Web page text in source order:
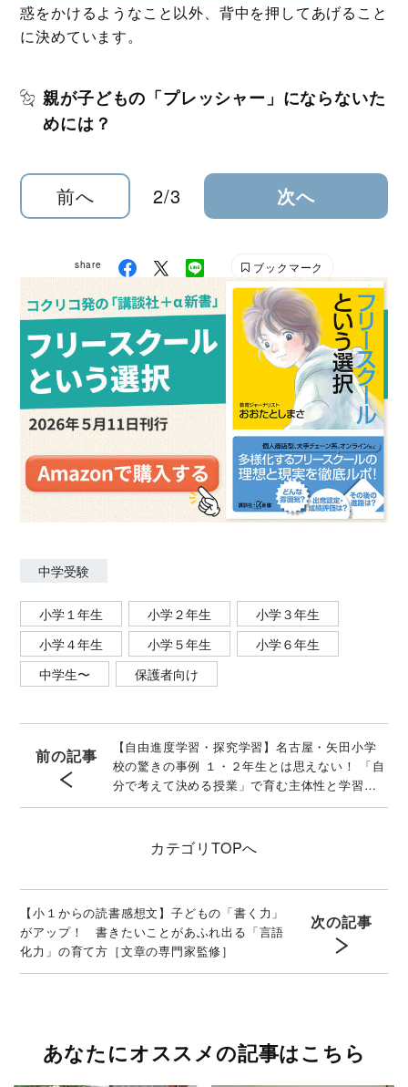
惑をかけるようなこと以外、背中を押してあげること
に決めています。
親が子どもの「プレッシャー」にならないた
めには？
前へ 2/3 次へ
share ブックマーク
中学受験
小学１年生 小学２年生
小学３年生
小学４年生
小学５年生
小学６年生
中学生〜
保護者向け
前の記事
【自由進度学習・探究学習】名古屋・矢田小学
校の驚きの事例 １・２年生とは思えない！ 「自
分で考えて決める授業」で育む主体性と学習力
〔総まとめ〕
カテゴリ TOPへ
【小１からの読書感想文】子どもの「書く力」
がアップ！ 書きたいことがあふれ出る「言語
化力」の育て方［文章の専門家監修］
次の記事
あなたにオススメの記事はこちら